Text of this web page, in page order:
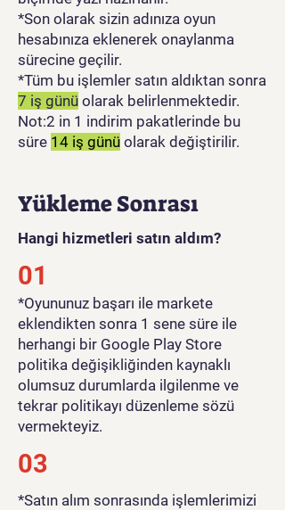
*Son olarak sizin adınıza oyun
hesabınıza eklenerek onaylanma
sürecine geçilir.
*Tüm bu işlemler satın aldıktan sonra
7 iş günü olarak belirlenmektedir.
Not:2 in 1 indirim pakatlerinde bu
süre 14 iş günü olarak değiştirilir.
Yükleme Sonrası
Hangi hizmetleri satın aldım?
01
​*Oyununuz başarı ile markete
eklendikten sonra 1 sene süre ile
herhangi bir Google Play Store
politika değişikliğinden kaynaklı
olumsuz durumlarda ilgilenme ve
tekrar politikayı düzenleme sözü
vermekteyiz.
03
*Satın alım sonrasında işlemlerimizi